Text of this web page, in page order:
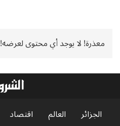
معذرة! لا يوجد أي محتوى لعرضه!
الجزائر العالم اقتصاد